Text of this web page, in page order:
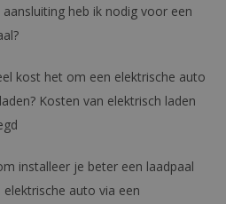
aansluiting heb ik nodig voor een
kost het om een elektrische auto
Kosten van elektrisch laden
installeer je beter een laadpaal
elektrische auto via een